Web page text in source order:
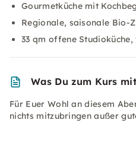
Gourmetküche mit
Regionale, saisonale Bio-
33 qm offene
Was Du zum Kurs
Für Euer Wohl an diesem
nichts mitzubringen außer